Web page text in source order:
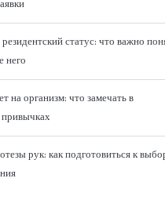
статус: что важно
него
на организм: что замечать в
рук: как подготовиться к